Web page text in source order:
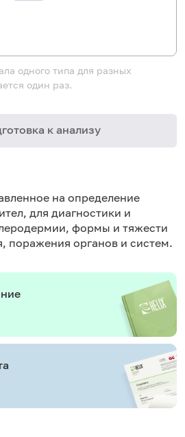
одного типа для разных
один раз.
к анализу
на определение
для диагностики и
формы и тяжести
поражения органов и систем.